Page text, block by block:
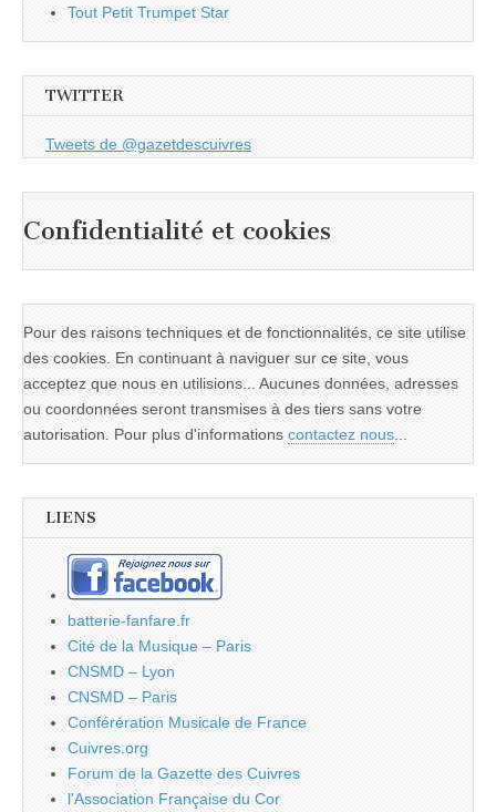
Tout Petit Trumpet Star
TWITTER
Tweets de @gazetdescuivres
Confidentialité et cookies
Pour des raisons techniques et de fonctionnalités, ce site utilise
des cookies. En continuant à naviguer sur ce site, vous
acceptez que nous en utilisions... Aucunes données, adresses
ou coordonnées seront transmises à des tiers sans votre
autorisation. Pour plus d'informations contactez nous...
LIENS
batterie-fanfare.fr
Cité de la Musique – Paris
CNSMD – Lyon
CNSMD – Paris
Conférération Musicale de France
Cuivres.org
Forum de la Gazette des Cuivres
l'Association Française du Cor